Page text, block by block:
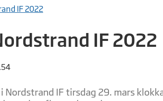
IF 2022
IF 2022
Nordstrand IF tirsdag 29. mars